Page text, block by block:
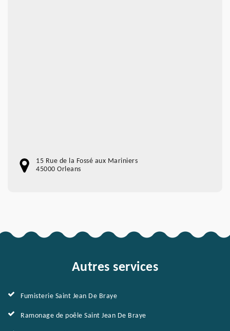
15 Rue de la Fossé aux Mariniers
45000 Orleans
Autres services
Fumisterie Saint Jean De Braye
Ramonage de poêle Saint Jean De Braye